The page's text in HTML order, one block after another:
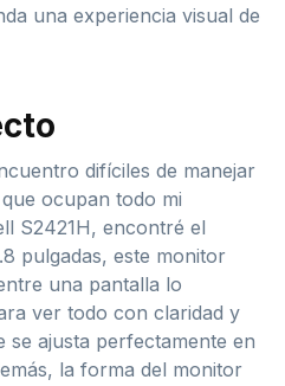
una experiencia visual de
difíciles de manejar
ocupan todo mi
S2421H, encontré el
pulgadas, este monitor
una pantalla lo
ver todo con claridad y
se ajusta perfectamente en
la forma del monitor